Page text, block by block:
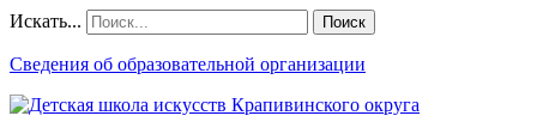
Искать... Поиск
Сведения об образовательной организации